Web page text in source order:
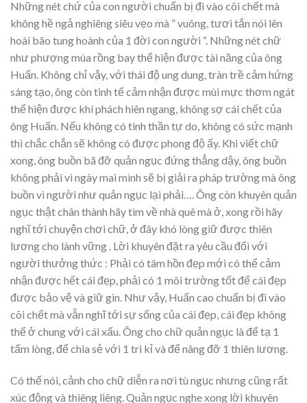
Những nét chứ của con người chuẩn bị đi vào cõi chết mà
không hề ngả nghiêng siêu vẹo mà ” vuông, tươi tắn nói lên
hoài bão tung hoành của 1 đời con người “. Những nét chữ
như phượng múa rồng bay thể hiện được tài năng của ông
Huấn. Không chỉ vậy, với thái độ ung dung, tràn trề cảm hứng
sáng tạo, ông còn tinh tế cảm nhận được mùi mực thơm ngát
thể hiện được khí phách hiên ngang, không sợ cái chết của
ông Huấn. Nếu không có tinh thần tự do, không có sức mạnh
thì chắc chắn sẽ không có được phong độ ấy. Khi viết chữ
xong, ông buồn bã đỡ quản ngục đứng thẳng dậy, ông buồn
không phải vì ngày mai mình sẽ bị giải ra pháp trường mà ông
buồn vì người như quản ngục lại phải…. Ông còn khuyên quản
ngục thật chân thành hãy tìm về nhà quê mà ở, xong rồi hãy
nghĩ tới chuyện chơi chữ, ở đây khó lòng giữ được thiên
lương cho lành vững . Lời khuyên đặt ra yêu cầu đối với
người thưởng thức : Phải có tâm hồn đẹp mới có thể cảm
nhận được hết cái đẹp, phải có 1 môi trường tốt để cái đẹp
được bảo vệ và giữ gìn. Như vậy, Huấn cao chuẩn bị đi vào
cõi chết mà vẫn nghĩ tới sự sống của cái đẹp, cái đẹp không
thể ở chung với cái xấu. Ông cho chữ quản ngục là để tạ 1
tấm lòng, để chia sẻ với 1 tri kỉ và để nâng đỡ 1 thiên lương.
Có thể nói, cảnh cho chữ diễn ra nơi tù ngục nhưng cũng rất
xúc động và thiêng liêng. Quản ngục nghe xong lời khuyên